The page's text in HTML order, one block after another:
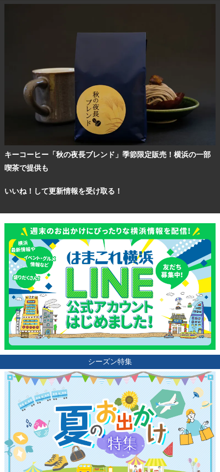
キーコーヒー「秋の夜長ブレンド」季節限定販売！横浜の一部
喫茶で提供も
いいね！して更新情報を受け取る！
シーズン特集
観光ガイド
ランキング